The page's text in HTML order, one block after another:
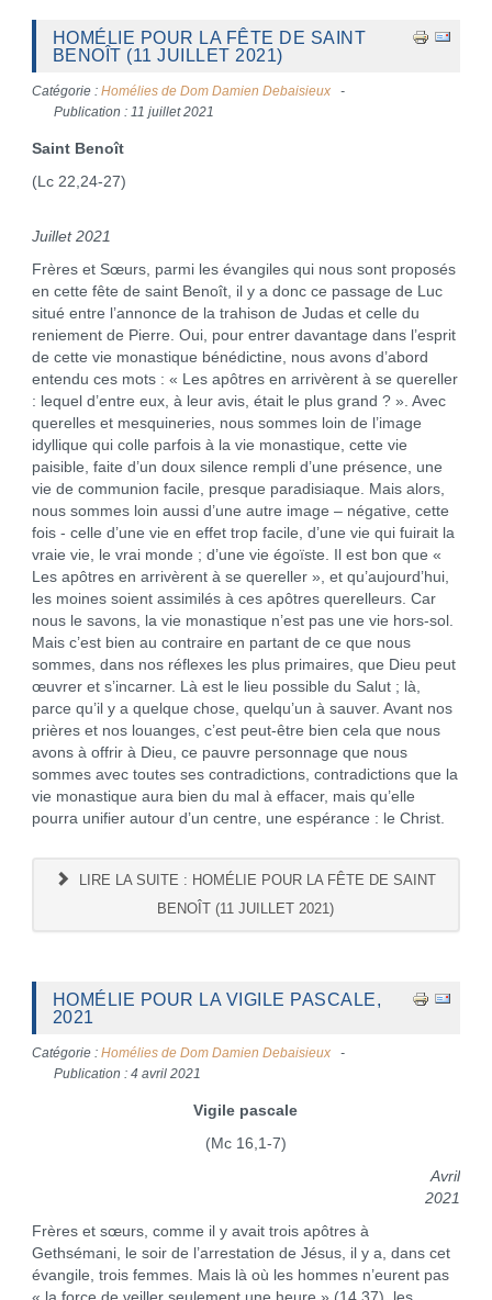
HOMÉLIE POUR LA FÊTE DE SAINT
BENOÎT (11 JUILLET 2021)
Catégorie : Homélies de Dom Damien Debaisieux
Publication : 11 juillet 2021
Saint Benoît
(Lc 22,24-27)
Juillet 2021
Frères et Sœurs, parmi les évangiles qui nous sont proposés
en cette fête de saint Benoît, il y a donc ce passage de Luc
situé entre l’annonce de la trahison de Judas et celle du
reniement de Pierre. Oui, pour entrer davantage dans l’esprit
de cette vie monastique bénédictine, nous avons d’abord
entendu ces mots : « Les apôtres en arrivèrent à se quereller
: lequel d’entre eux, à leur avis, était le plus grand ? ». Avec
querelles et mesquineries, nous sommes loin de l’image
idyllique qui colle parfois à la vie monastique, cette vie
paisible, faite d’un doux silence rempli d’une présence, une
vie de communion facile, presque paradisiaque. Mais alors,
nous sommes loin aussi d’une autre image – négative, cette
fois - celle d’une vie en effet trop facile, d’une vie qui fuirait la
vraie vie, le vrai monde ; d’une vie égoïste. Il est bon que «
Les apôtres en arrivèrent à se quereller », et qu’aujourd’hui,
les moines soient assimilés à ces apôtres querelleurs. Car
nous le savons, la vie monastique n’est pas une vie hors-sol.
Mais c’est bien au contraire en partant de ce que nous
sommes, dans nos réflexes les plus primaires, que Dieu peut
œuvrer et s’incarner. Là est le lieu possible du Salut ; là,
parce qu’il y a quelque chose, quelqu’un à sauver. Avant nos
prières et nos louanges, c’est peut-être bien cela que nous
avons à offrir à Dieu, ce pauvre personnage que nous
sommes avec toutes ses contradictions, contradictions que la
vie monastique aura bien du mal à effacer, mais qu’elle
pourra unifier autour d’un centre, une espérance : le Christ.
LIRE LA SUITE : HOMÉLIE POUR LA FÊTE DE SAINT
BENOÎT (11 JUILLET 2021)
HOMÉLIE POUR LA VIGILE PASCALE,
2021
Catégorie : Homélies de Dom Damien Debaisieux
Publication : 4 avril 2021
Vigile pascale
(Mc 16,1-7)
Avril
2021
Frères et sœurs, comme il y avait trois apôtres à
Gethsémani, le soir de l’arrestation de Jésus, il y a, dans cet
évangile, trois femmes. Mais là où les hommes n’eurent pas